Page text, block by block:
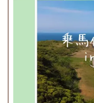
会や講習会等に
ございます。 そ
はこちら
ーツ競技として
しみいただいて
休み期間中は無
お